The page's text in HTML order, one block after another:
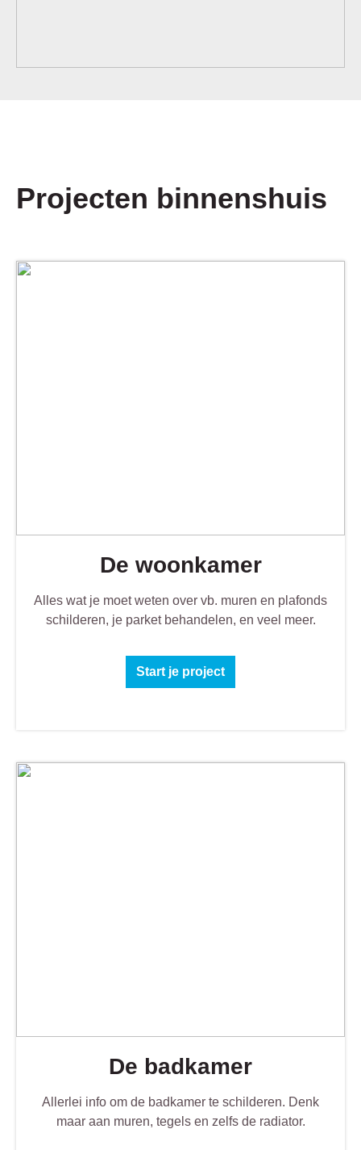
Projecten binnenshuis
De woonkamer
Alles wat je moet weten over vb. muren en plafonds
schilderen, je parket behandelen, en veel meer.
Start je project
De badkamer
Allerlei info om de badkamer te schilderen. Denk
maar aan muren, tegels en zelfs de radiator.